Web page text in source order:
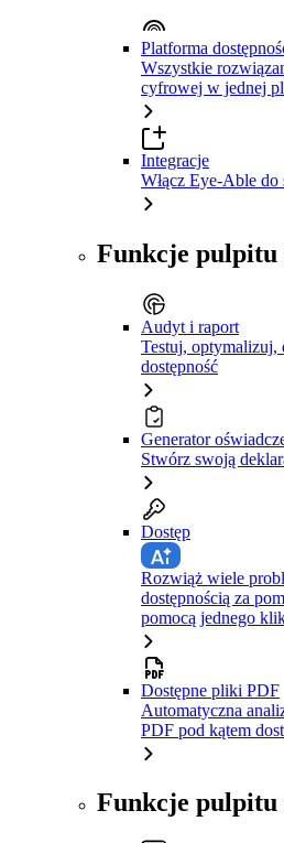
Platforma
Wszystkie
cyfrowej w jednej
Integracje
Włącz Eye-Able
Funkcje pulpitu
Audyt i raport
Testuj,
dostępność
Generator
Stwórz swoją
Dostęp
Rozwiąż wiele
dostępnością za
pomocą jednego
Dostępne pliki PDF
Automatyczna
PDF pod kątem
Funkcje pulpitu